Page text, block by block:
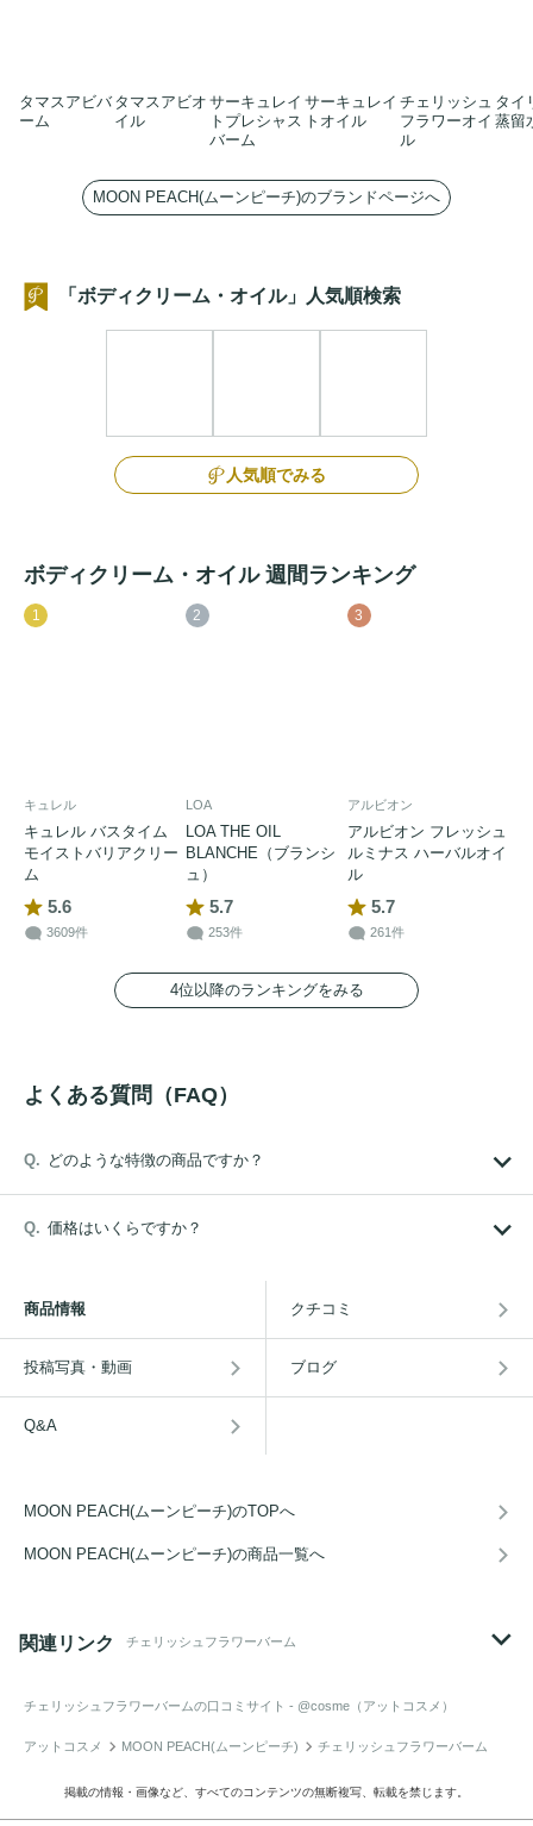
タマスアビバ
ーム
タマスアビオ
イル
サーキュレイ
トプレシャス
バーム
サーキュレイ
トオイル
チェリッシュ
フラワーオイ
ル
タイ
蒸留
MOON PEACH(ムーンピーチ)のブランドページへ
「ボディクリーム・オイル」人気順検索
人気順でみる
ボディクリーム・オイル 週間ランキング
1
キュレル
キュレル バスタイム
モイストバリアクリー
ム
5.6
3609件
2
LOA
LOA THE OIL
BLANCHE（ブランシ
ュ）
5.7
253件
3
アルビオン
アルビオン フレッシュ
ルミナス ハーバルオイ
ル
5.7
261件
4位以降のランキングをみる
よくある質問（FAQ）
どのような特徴の商品ですか？
価格はいくらですか？
商品情報 クチコミ
投稿写真・動画 ブログ
Q&A
MOON PEACH(ムーンピーチ)のTOPへ
MOON PEACH(ムーンピーチ)の商品一覧へ
関連リンク チェリッシュフラワーバーム
チェリッシュフラワーバームの口コミサイト - @cosme（アットコスメ）
アットコスメ MOON PEACH(ムーンピーチ) チェリッシュフラワーバーム
掲載の情報・画像など、すべてのコンテンツの無断複写、転載を禁じます。